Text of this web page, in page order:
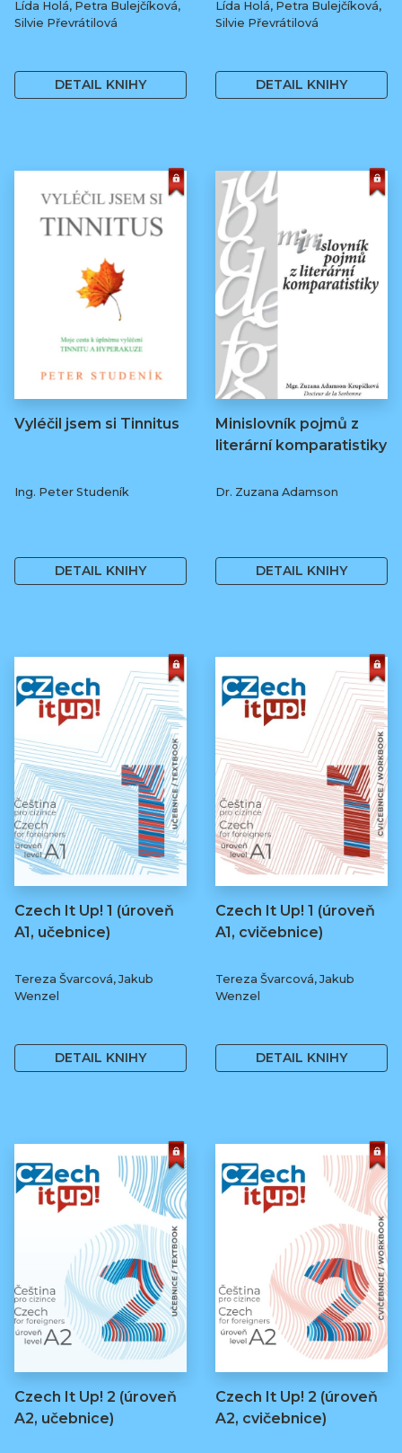
Lída Holá, Petra Bulejčíková,
Silvie Převrátilová
DETAIL KNIHY
Lída Holá, Petra Bulejčíková,
Silvie Převrátilová
DETAIL KNIHY
Vyléčil jsem si Tinnitus
Ing. Peter Studeník
DETAIL KNIHY
Minislovník pojmů z
literární komparatistiky
Dr. Zuzana Adamson
DETAIL KNIHY
Czech It Up! 1 (úroveň
A1, učebnice)
Tereza Švarcová, Jakub
Wenzel
DETAIL KNIHY
Czech It Up! 1 (úroveň
A1, cvičebnice)
Tereza Švarcová, Jakub
Wenzel
DETAIL KNIHY
Czech It Up! 2 (úroveň
A2, učebnice)
Czech It Up! 2 (úroveň
A2, cvičebnice)